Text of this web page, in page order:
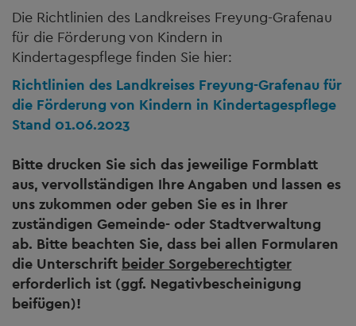
Die Richtlinien des Landkreises Freyung-Grafenau
für die Förderung von Kindern in
Kindertagespflege finden Sie hier:
Richtlinien des Landkreises Freyung-Grafenau für
die Förderung von Kindern in Kindertagespflege
Stand 01.06.2023
Bitte drucken Sie sich das jeweilige Formblatt
aus, vervollständigen Ihre Angaben und lassen es
uns zukommen oder geben Sie es in Ihrer
zuständigen Gemeinde- oder Stadtverwaltung
ab. Bitte beachten Sie, dass bei allen Formularen
die Unterschrift beider Sorgeberechtigter
erforderlich ist (ggf. Negativbescheinigung
beifügen)!